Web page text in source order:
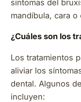
síntomas del
mandíbula, cara o
¿Cuáles son los
Los tratamientos
aliviar los
dental. Algunos
incluyen: